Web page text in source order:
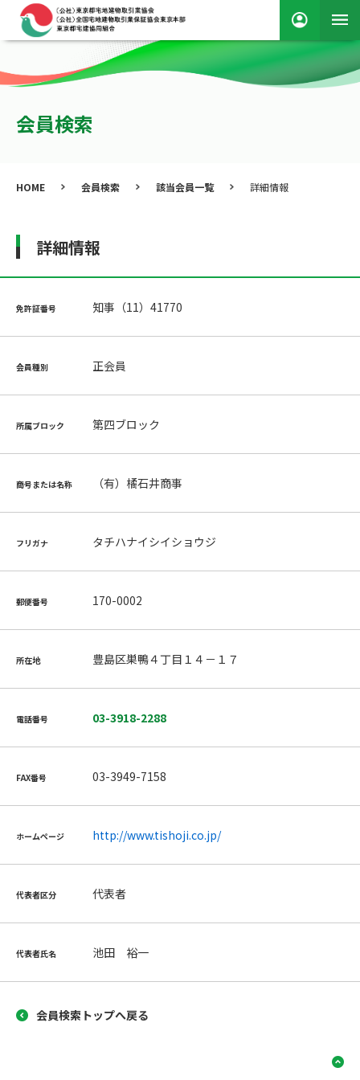
会員検索
HOME 会員検索 該当会員一覧 詳細情報
詳細情報
免許証番号 知事（11）41770
会員種別 正会員
所属ブロック 第四ブロック
商号または名称 （有）橘石井商事
フリガナ タチハナイシイショウジ
郵便番号 170-0002
所在地 豊島区巣鴨４丁目１４－１７
電話番号 03-3918-2288
FAX番号 03-3949-7158
ホームページ http://www.tishoji.co.jp/
代表者区分 代表者
代表者氏名 池田 裕一
会員検索トップへ戻る